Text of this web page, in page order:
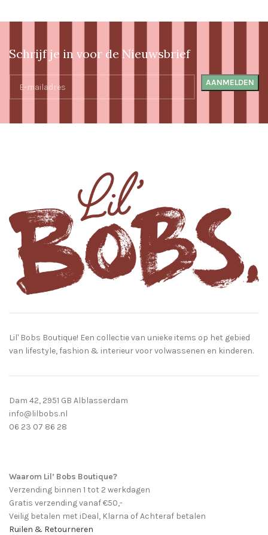
Schrijf je in voor de Nieuwsbrief
Lil' Bobs Boutique! Een collectie van unieke items op het gebied
van lifestyle, fashion & interieur voor volwassenen en kinderen.
Dam 42, 2951 GB Alblasserdam
info@lilbobs.nl
06 23 07 86 28
Waarom Lil’ Bobs Boutique?
Verzending binnen 1 tot 2 werkdagen
Gratis verzending vanaf €50,-
Veilig betalen met iDeal, Klarna of Achteraf betalen
Ruilen & Retourneren